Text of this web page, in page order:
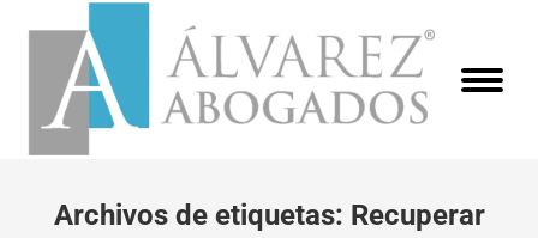
Archivos de etiquetas: Recuperar